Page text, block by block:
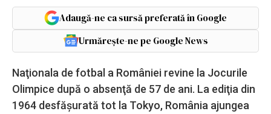
Adaugă-ne ca sursă preferată în Google
Urmărește-ne pe Google News
Naţionala de fotbal a României revine la Jocurile
Olimpice după o absenţă de 57 de ani. La ediţia din
1964 desfăşurată tot la Tokyo, România ajungea